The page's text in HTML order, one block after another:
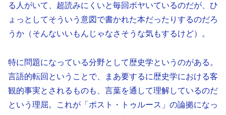
る人がいて、超読みにくいと毎回ボヤいているのだが、ひ
ょっとしてそういう意図で書かれた本だったりするのだろ
うか（そんないいもんじゃなさそうな気もするけど）。
特に問題になっている分野として歴史学というのがある。
言語的転回ということで、まあ要するに歴史学における客
観的事実とされるものも、言葉を通して理解しているのだ
という理屈。これが「ポスト・トゥルース」の論拠になっ